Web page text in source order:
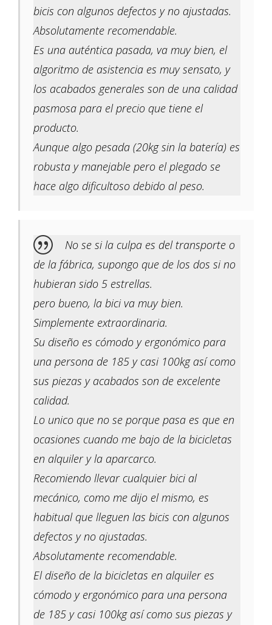
bicis con algunos defectos y no ajustadas.
Absolutamente recomendable.
Es una auténtica pasada, va muy bien, el
algoritmo de asistencia es muy sensato, y
los acabados generales son de una calidad
pasmosa para el precio que tiene el
producto.
Aunque algo pesada (20kg sin la batería) es
robusta y manejable pero el plegado se
hace algo dificultoso debido al peso.
No se si la culpa es del transporte o
de la fábrica, supongo que de los dos si no
hubieran sido 5 estrellas.
pero bueno, la bici va muy bien.
Simplemente extraordinaria.
Su diseño es cómodo y ergonómico para
una persona de 185 y casi 100kg así como
sus piezas y acabados son de excelente
calidad.
Lo unico que no se porque pasa es que en
ocasiones cuando me bajo de la bicicletas
en alquiler y la aparcarco.
Recomiendo llevar cualquier bici al
mecánico, como me dijo el mismo, es
habitual que lleguen las bicis con algunos
defectos y no ajustadas.
Absolutamente recomendable.
El diseño de la bicicletas en alquiler es
cómodo y ergonómico para una persona
de 185 y casi 100kg así como sus piezas y